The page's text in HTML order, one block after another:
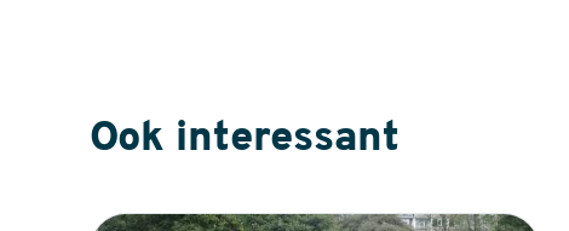
Ook interessant